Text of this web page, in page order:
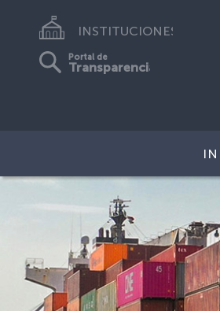
INSTITUCIONES
Portal de
Transparencia